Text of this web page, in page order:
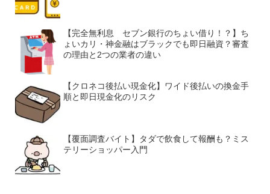
【完全無利息 セブン銀行のちょい借り！？】ち
ょいカリ・神金融はブラックでも即日融資？審査
の理由と2つの業者の違い
【クロネコ後払い現金化】ワイド後払いの換金手
順と即日現金化のリスク
【覆面調査バイト】タダで飲食して報酬も？ミス
テリーショッパー入門